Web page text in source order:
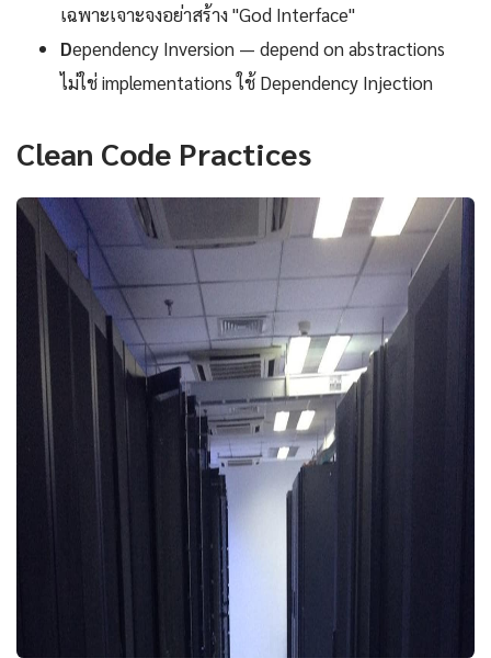
เฉพาะเจาะจงอย่าสร้าง "God Interface"
Dependency Inversion — depend on abstractions
ไม่ใช่ implementations ใช้ Dependency Injection
Clean Code Practices